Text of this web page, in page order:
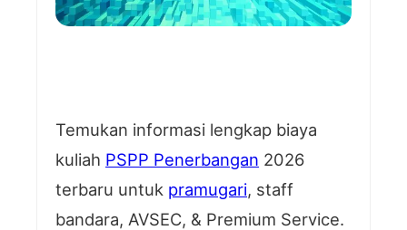
Temukan informasi lengkap biaya
kuliah PSPP Penerbangan 2026
terbaru untuk pramugari, staff
bandara, AVSEC, & Premium Service.